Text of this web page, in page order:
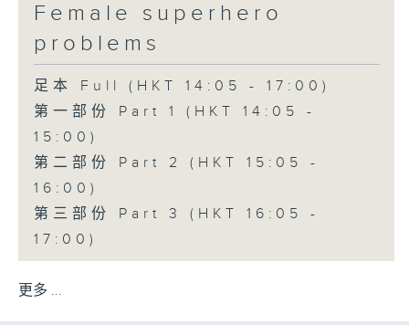
Female superhero
problems
足本 Full (HKT 14:05 - 17:00)
第一部份 Part 1 (HKT 14:05 -
15:00)
第二部份 Part 2 (HKT 15:05 -
16:00)
第三部份 Part 3 (HKT 16:05 -
17:00)
更多 ...